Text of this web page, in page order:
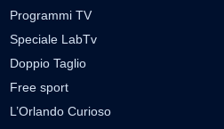
Programmi TV
Speciale LabTv
Doppio Taglio
Free sport
L’Orlando Curioso